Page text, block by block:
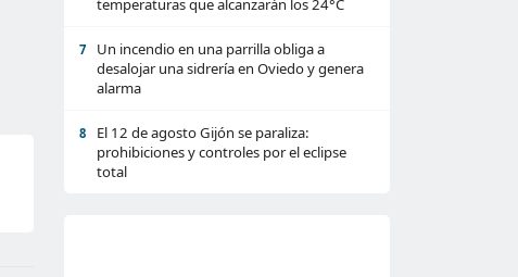
temperaturas que alcanzarán los 24°C
7
Un incendio en una parrilla obliga a
desalojar una sidrería en Oviedo y genera
alarma
8
El 12 de agosto Gijón se paraliza:
prohibiciones y controles por el eclipse
total